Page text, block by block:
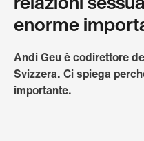
enorme
Andi Geu è codirettore
Svizzera. Ci spiega
importante.